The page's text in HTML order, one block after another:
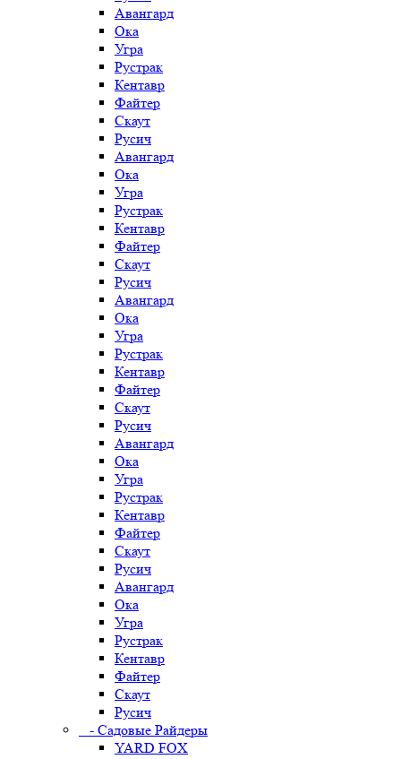
Авангард
Ока
Угра
Рустрак
Кентавр
Файтер
Скаут
Русич
Авангард
Ока
Угра
Рустрак
Кентавр
Файтер
Скаут
Русич
Авангард
Ока
Угра
Рустрак
Кентавр
Файтер
Скаут
Русич
Авангард
Ока
Угра
Рустрак
Кентавр
Файтер
Скаут
Русич
Авангард
Ока
Угра
Рустрак
Кентавр
Файтер
Скаут
Русич
- Садовые Райдеры
YARD FOX